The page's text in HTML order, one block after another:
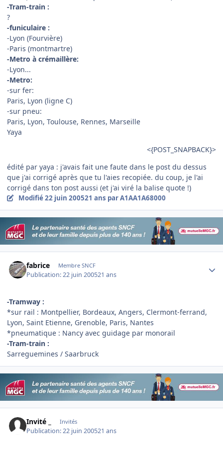
-Tram-train :
?
-funiculaire :
-Lyon (Fourvière)
-Paris (montmartre)
-Metro à crémaillère:
-Lyon...
-Metro:
-sur fer:
Paris, Lyon (ligne C)
-sur pneu:
Paris, Lyon, Toulouse, Rennes, Marseille
Yaya
<{POST_SNAPBACK}>
édité par yaya : j'avais fait une faute dans le post du dessus
que j'ai corrigé après que tu l'aies recopiée. du coup, je l'ai
corrigé dans ton post aussi (et j'ai viré la balise quote !)
Modifié22 juin 200521 ans par A1AA1A68000
fabrice Membre SNCF
Publication:22 juin 200521 ans
-Tramway :
*sur rail : Montpellier, Bordeaux, Angers, Clermont-ferrand,
Lyon, Saint Etienne, Grenoble, Paris, Nantes
*pneumatique : Nancy avec guidage par monorail
-Tram-train :
Sarreguemines / Saarbruck
Invité _ Invités
Publication:22 juin 200521 ans